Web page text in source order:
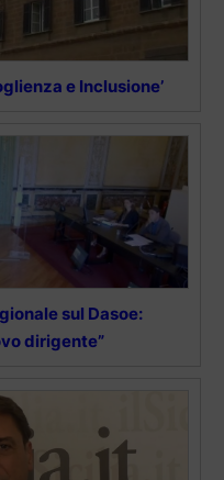
e Inclusione’
sul Dasoe:
dirigente”